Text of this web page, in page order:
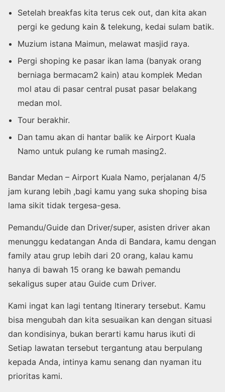
Setelah breakfas kita terus cek out, dan kita akan
pergi ke gedung kain & telekung, kedai sulam batik.
Muzium istana Maimun, melawat masjid raya.
Pergi shoping ke pasar ikan lama (banyak orang
berniaga bermacam2 kain) atau komplek Medan
mol atau di pasar central pusat pasar belakang
medan mol.
Tour berakhir.
Dan tamu akan di hantar balik ke Airport Kuala
Namo untuk pulang ke rumah masing2.
Bandar Medan – Airport Kuala Namo, perjalanan 4/5
jam kurang lebih ,bagi kamu yang suka shoping bisa
lama sikit tidak tergesa-gesa.
Pemandu/Guide dan Driver/super, asisten driver akan
menunggu kedatangan Anda di Bandara, kamu dengan
family atau grup lebih dari 20 orang, kalau kamu
hanya di bawah 15 orang ke bawah pemandu
sekaligus super atau Guide cum Driver.
Kami ingat kan lagi tentang Itinerary tersebut. Kamu
bisa mengubah dan kita sesuaikan kan dengan situasi
dan kondisinya, bukan berarti kamu harus ikuti di
Setiap lawatan tersebut tergantung atau berpulang
kepada Anda, intinya kamu senang dan nyaman itu
prioritas kami.